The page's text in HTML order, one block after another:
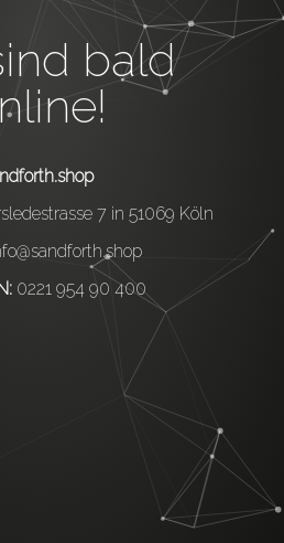
bald
7 in 51069 Köln
0221 954 90 400